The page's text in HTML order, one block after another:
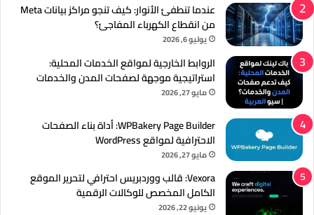
عندما تنطفئ الأنوار: كيف تنجو مراكز بيانات Meta
من انقطاع الكهرباء المفاجئ؟
يوليو 6, 2026
الروابط الخارجية لمواقع الخدمات المحلية:
استراتيجية موجهة لصفحات المدن والخدمات
مايو 27, 2026
WPBakery Page Builder: أداة بناء الصفحات
الاحترافية لمواقع WordPress
مايو 27, 2026
Vexora: قالب ووردبريس احترافي لتحرير الموقع
الكامل المخصص للوكالات الرقمية
يونيو 22, 2026